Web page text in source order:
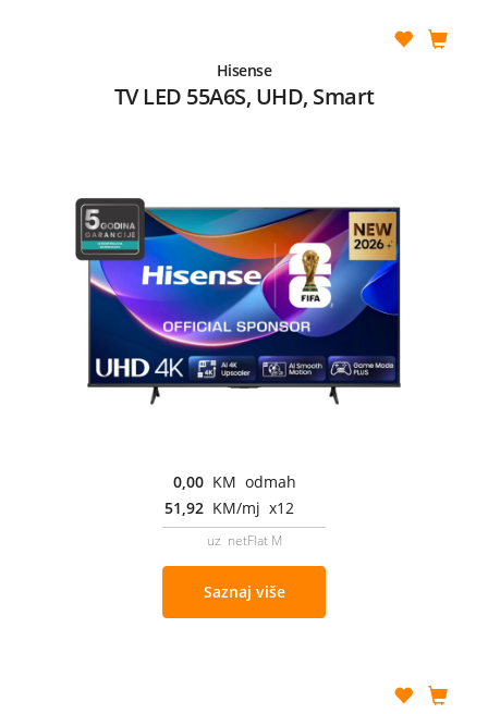
Hisense
TV LED 55A6S, UHD, Smart
0,00 KM odmah
51,92 KM/mj x12
uz netFlat M
Saznaj više